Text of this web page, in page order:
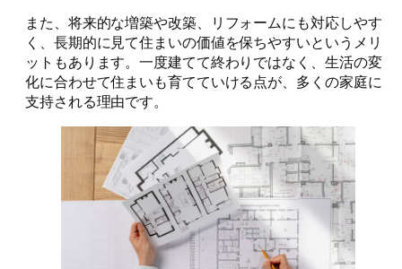
また、将来的な増築や改築、リフォームにも対応しやす
く、長期的に見て住まいの価値を保ちやすいというメリ
ットもあります。一度建てて終わりではなく、生活の変
化に合わせて住まいも育てていける点が、多くの家庭に
支持される理由です。